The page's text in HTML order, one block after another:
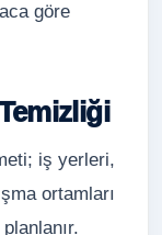
göre
iş yerleri,
ortamları